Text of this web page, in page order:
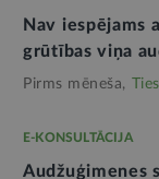
Nav iespējams
grūtības viņa
Pirms mēneša,
E-KONSULTĀCIJA
Audžuģimenes